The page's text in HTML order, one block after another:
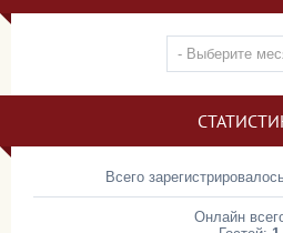
Всего
Онлайн